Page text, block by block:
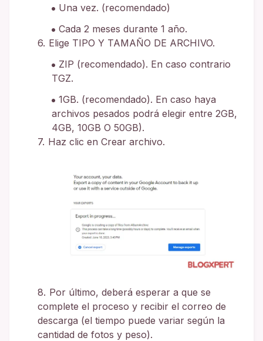
Una vez. (recomendado)
Cada 2 meses durante 1 año.
Elige TIPO Y TAMAÑO DE ARCHIVO.
ZIP (recomendado). En caso contrario
TGZ.
1GB. (recomendado). En caso haya
archivos pesados podrá elegir entre 2GB,
4GB, 10GB O 50GB).
Haz clic en Crear archivo.
Por último, deberá esperar a que se
complete el proceso y recibir el correo de
descarga (el tiempo puede variar según la
cantidad de fotos y peso).